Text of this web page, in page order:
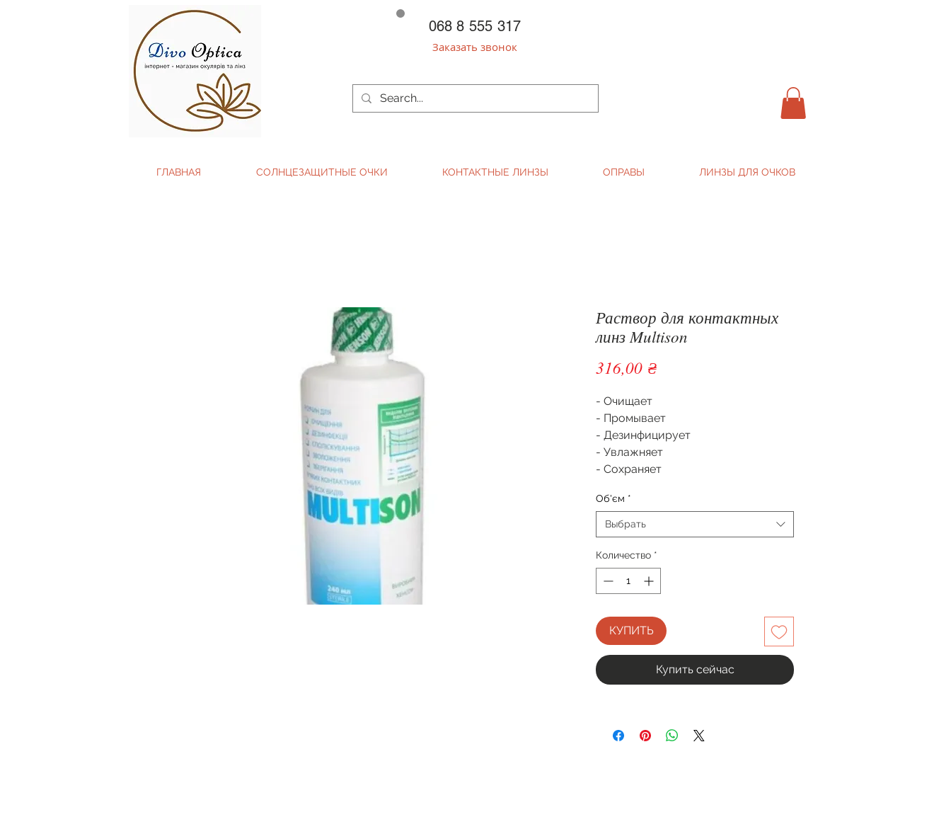
068 8 555 317
Заказать звонок
ГЛАВНАЯ СОЛНЦЕЗАЩИТНЫЕ ОЧКИ КОНТАКТНЫЕ ЛИНЗЫ ОПРАВЫ ЛИНЗЫ ДЛЯ ОЧКОВ
Раствор для контактных
линз Multison
316,00 ₴Цена
- Очищает
- Промывает
- Дезинфицирует
- Увлажняет
- Сохраняет
Об'єм *
Выбрать
Количество *
КУПИТЬ
Купить сейчас